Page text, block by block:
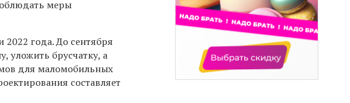
меры
2022 года. До сентября
уложить брусчатку, а
для маломобильных
составляет